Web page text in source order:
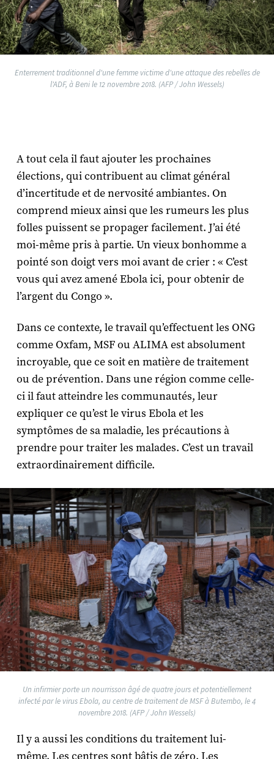
Enterrement traditionnel d'une femme victime d'une attaque des rebelles de
l'ADF, à Beni le 12 novembre 2018. (AFP / John Wessels)
A tout cela il faut ajouter les prochaines
élections, qui contribuent au climat général
d’incertitude et de nervosité ambiantes. On
comprend mieux ainsi que les rumeurs les plus
folles puissent se propager facilement. J’ai été
moi-même pris à partie. Un vieux bonhomme a
pointé son doigt vers moi avant de crier : « C’est
vous qui avez amené Ebola ici, pour obtenir de
l’argent du Congo ».
Dans ce contexte, le travail qu’effectuent les ONG
comme Oxfam, MSF ou ALIMA est absolument
incroyable, que ce soit en matière de traitement
ou de prévention. Dans une région comme celle-
ci il faut atteindre les communautés, leur
expliquer ce qu’est le virus Ebola et les
symptômes de sa maladie, les précautions à
prendre pour traiter les malades. C’est un travail
extraordinairement difficile.
Un infirmier porte un nourrisson âgé de quatre jours et potentiellement
infecté par le virus Ebola, au centre de traitement de MSF à Butembo, le 4
novembre 2018. (AFP / John Wessels)
Il y a aussi les conditions du traitement lui-